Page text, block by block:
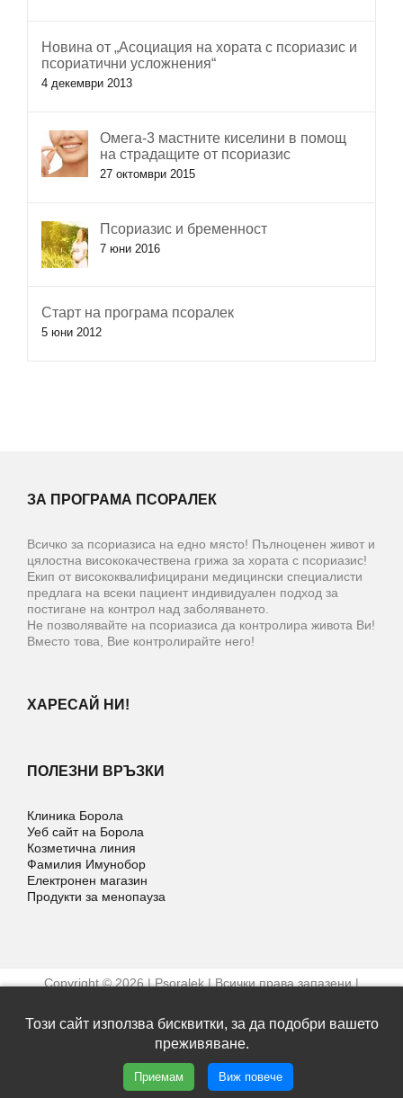
Новина от „Асоциация на хората с псориазис и
псориатични усложнения“
4 декември 2013
Омега-3 мастните киселини в помощ
на страдащите от псориазис
27 октомври 2015
Псориазис и бременност
7 юни 2016
Старт на програма псоралек
5 юни 2012
ЗА ПРОГРАМА ПСОРАЛЕК
Всичко за псориазиса на едно място! Пълноценен живот и
цялостна висококачествена грижа за хората с псориазис!
Екип от висококвалифицирани медицински специалисти
предлага на всеки пациент индивидуален подход за
постигане на контрол над заболяването.
Не позволявайте на псориазиса да контролира живота Ви!
Вместо това, Вие контролирайте него!
ХАРЕСАЙ НИ!
ПОЛЕЗНИ ВРЪЗКИ
Клиника Борола
Уеб сайт на Борола
Козметична линия
Фамилия Имунобор
Електронен магазин
Продукти за менопауза
Copyright © 2026 | Psoralek | Всички права запазени |
Уеб дизайн и SEO от Трибест
Facebook
Този сайт използва бисквитки, за да подобри вашето
преживяване.
Приемам Виж повече